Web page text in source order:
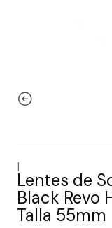
|
Lentes de
Black Revo
Talla 55mm